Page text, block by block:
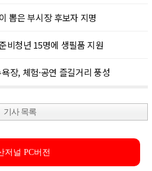
뽑은 부시장 후보자 지명
비청년 15명에 생필품 지원
장, 체험·공연 즐길거리 풍성
기사 목록
저널 PC버전